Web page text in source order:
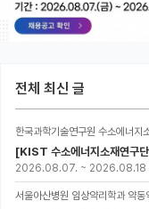
전체 최신 글
한국과학기술연구원 수소에너
2026.08.07. ~ 2026.08.18
서울아산병원 임상약리학과 약동